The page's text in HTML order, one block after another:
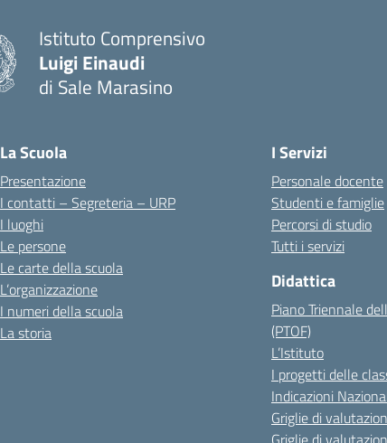
Istituto Comprensivo
Luigi Einaudi
di Sale Marasino
La Scuola
Presentazione
I contatti – Segreteria – URP
I luoghi
Le persone
Le carte della scuola
L’organizzazione
I numeri della scuola
La storia
I Servizi
Personale docente
Studenti e famiglie
Percorsi di studio
Tutti i servizi
Didattica
Piano Triennale
(PTOF)
L’Istituto
I progetti delle
Indicazioni
Griglie di